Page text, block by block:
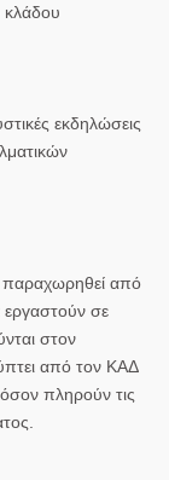
κλάδου
εκδηλώσεις
παραχωρηθεί από
εργαστούν σε
στον
από τον ΚΑΔ
πληρούν τις